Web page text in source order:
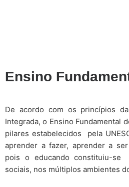
Ensino
De acordo com os princípios da
Integrada, o Ensino Fundamental
pilares estabelecidos pela
aprender a fazer, aprender a
pois o educando constituiu-
sociais, nos múltiplos ambientes